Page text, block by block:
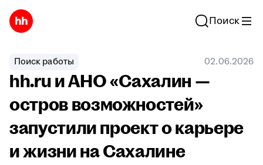
Поиск
Поиск работы 02.06.2026
hh.ru и АНО «Сахалин —
остров возможностей»
запустили проект о карьере
и жизни на Сахалине